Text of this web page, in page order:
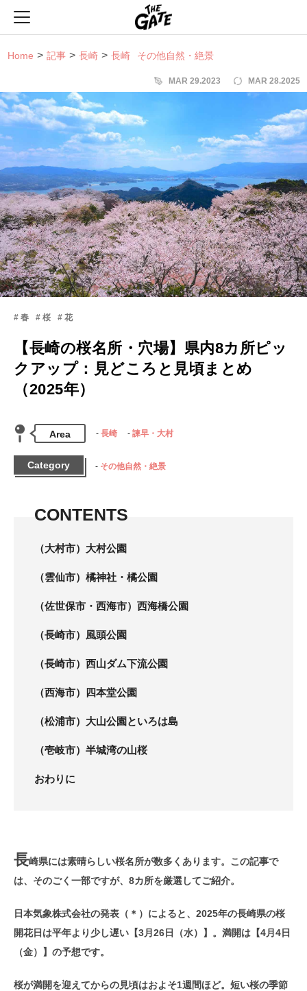
Home 記事 長崎 長崎 その他自然・絶景
MAR 29.2023 MAR 28.2025
春 桜 花
【長崎の桜名所・穴場】県内8カ所ピッ
クアップ：見どころと見頃まとめ
（2025年）
Area 長崎 諫早・大村
Category その他自然・絶景
CONTENTS
（大村市）大村公園
（雲仙市）橘神社・橘公園
（佐世保市・西海市）西海橋公園
（長崎市）風頭公園
（長崎市）西山ダム下流公園
（西海市）四本堂公園
（松浦市）大山公園といろは島
（壱岐市）半城湾の山桜
おわりに
長崎県には素晴らしい桜名所が数多くあります。この記事で
は、そのごく一部ですが、8カ所を厳選してご紹介。
日本気象株式会社の発表（＊）によると、2025年の長崎県の桜
開花日は平年より少し遅い【3月26日（水）】。満開は【4月4日
（金）】の予想です。
桜が満開を迎えてからの見頃はおよそ1週間ほど。短い桜の季節